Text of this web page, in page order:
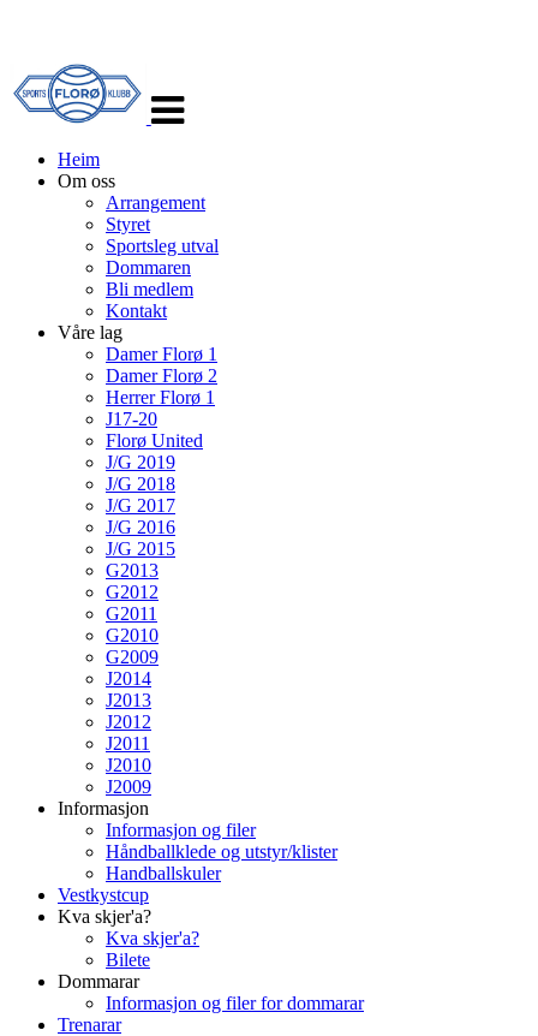
navigasjon
Heim
Om oss
Arrangement
Styret
Sportsleg utval
Dommaren
Bli medlem
Kontakt
Våre lag
Damer Florø 1
Damer Florø 2
Herrer Florø 1
J17-20
Florø United
J/G 2019
J/G 2018
J/G 2017
J/G 2016
J/G 2015
G2013
G2012
G2011
G2010
G2009
J2014
J2013
J2012
J2011
J2010
J2009
Informasjon
Informasjon og filer
Håndballklede og utstyr/klister
Handballskuler
Vestkystcup
Kva skjer'a?
Kva skjer'a?
Bilete
Dommarar
Informasjon og filer for dommarar
Trenarar